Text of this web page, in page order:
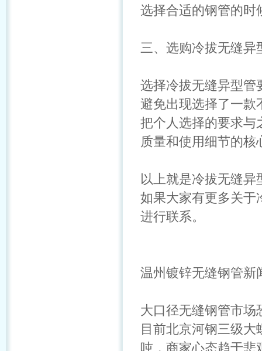
选择合适的钢管的时
三、选购冷拔无缝异
选择冷拔无缝异型管
避免出现选择了一款
把个人选择的要求与
质量和使用细节的
以上就是冷拔无缝
如果大家有更多关于
进行联系。
温州镀锌无缝钢管新
大口径无缝钢管市场
目前北京河钢三级
吨，商家心态趋于